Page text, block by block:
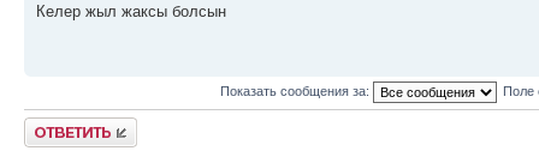
Келер жыл жаксы болсын
Показать сообщения за: Поле
Ответить